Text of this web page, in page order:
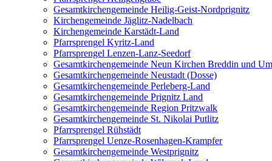
Gesamtkirchengemeinde Heilig-Geist-Nordprignitz
Kirchengemeinde Jäglitz-Nadelbach
Kirchengemeinde Karstädt-Land
Pfarrsprengel Kyritz-Land
Pfarrsprengel Lenzen-Lanz-Seedorf
Gesamtkirchengemeinde Neun Kirchen Breddin und
Gesamtkirchengemeinde Neustadt (Dosse)
Gesamtkirchengemeinde Perleberg-Land
Gesamtkirchengemeinde Prignitz Land
Gesamtkirchengemeinde Region Pritzwalk
Gesamtkirchengemeinde St. Nikolai Putlitz
Pfarrsprengel Rühstädt
Pfarrsprengel Uenze-Rosenhagen-Krampfer
Gesamtkirchengemeinde Westprignitz